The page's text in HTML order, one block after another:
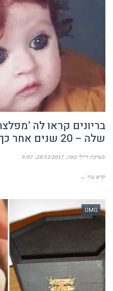
בריונים קראו לה
שלה – 20 שנים אחר כך היא זכתה לנקמה שלה
מערכת דיילי באזז 20/12/2017
9:07
קרא עוד ←
OMG